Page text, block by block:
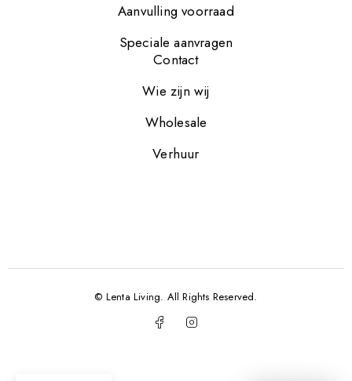
Aanvulling voorraad
Speciale aanvragen
Contact
Wie zijn wij
Wholesale
Verhuur
© Lenta Living. All Rights Reserved.